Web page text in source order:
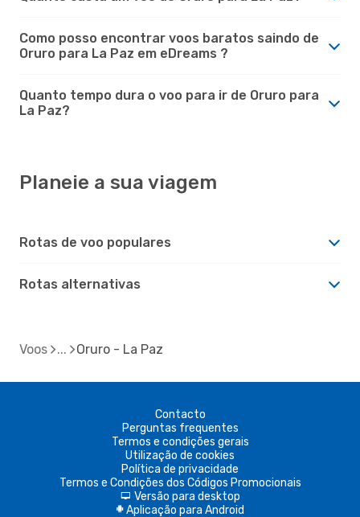
Como posso encontrar voos baratos saindo de
Oruro para La Paz em eDreams ?
Quanto tempo dura o voo para ir de Oruro para
La Paz?
Planeie a sua viagem
Rotas de voo populares
Rotas alternativas
Voos Oruro - La Paz
Contacto
Perguntas frequentes
Termos e condições gerais
Utilização de cookies
Política de privacidade
Termos e Condições dos Códigos Promocionais
d Versão para desktop
A Aplicação para Android